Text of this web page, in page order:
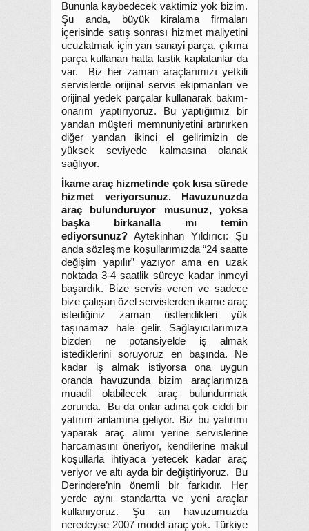
Bununla kaybedecek vaktimiz yok bizim.
Şu anda, büyük kiralama firmaları
içerisinde satış sonrası hizmet maliyetini
ucuzlatmak için yan sanayi parça, çıkma
parça kullanan hatta lastik kaplatanlar da
var. Biz her zaman araçlarımızı yetkili
servislerde orijinal servis ekipmanları ve
orijinal yedek parçalar kullanarak bakım-
onarım yaptırıyoruz. Bu yaptığımız bir
yandan müşteri memnuniyetini artırırken
diğer yandan ikinci el gelirimizin de
yüksek seviyede kalmasına olanak
sağlıyor.
İkame araç hizmetinde çok kısa sürede
hizmet veriyorsunuz. Havuzunuzda
araç bulunduruyor musunuz, yoksa
başka birkanalla mı temin
ediyorsunuz? Aytekinhan Yıldırıcı: Şu
anda sözleşme koşullarımızda “24 saatte
değişim yapılır” yazıyor ama en uzak
noktada 3-4 saatlik süreye kadar inmeyi
başardık. Bize servis veren ve sadece
bize çalışan özel servislerden ikame araç
istediğiniz zaman üstlendikleri yük
taşınamaz hale gelir. Sağlayıcılarımıza
bizden ne potansiyelde iş almak
istediklerini soruyoruz en başında. Ne
kadar iş almak istiyorsa ona uygun
oranda havuzunda bizim araçlarımıza
muadil olabilecek araç bulundurmak
zorunda. Bu da onlar adına çok ciddi bir
yatırım anlamına geliyor. Biz bu yatırımı
yaparak araç alımı yerine servislerine
harcamasını öneriyor, kendilerine makul
koşullarla ihtiyaca yetecek kadar araç
veriyor ve altı ayda bir değiştiriyoruz. Bu
Derindere’nin önemli bir farkıdır. Her
yerde aynı standartta ve yeni araçlar
kullanıyoruz. Şu an havuzumuzda
neredeyse 2007 model araç yok. Türkiye